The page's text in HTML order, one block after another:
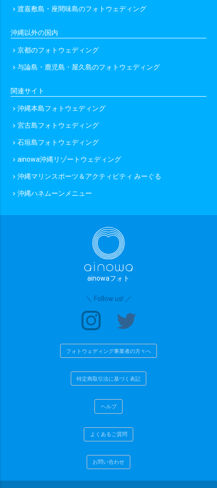
chevron_right渡嘉敷島・座間味島のフォトウェディング
沖縄以外の国内
chevron_right京都のフォトウェディング
chevron_right与論島・鹿児島・屋久島のフォトウェディング
関連サイト
chevron_right沖縄本島フォトウェディング
chevron_right宮古島フォトウェディング
chevron_right石垣島フォトウェディング
chevron_rightainowa沖縄リゾートウェディング
chevron_right沖縄マリンスポーツ＆アクティビティ みーぐる
chevron_right沖縄ハネムーンメニュー
ainowaフォト
＼ Follow us! ／
フォトウェディング事業者の方々へ
特定商取引法に基づく表記
ヘルプ
よくあるご質問
お問い合わせ